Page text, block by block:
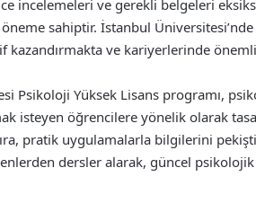
incelemeleri ve gerekli belgeleri
sahiptir. İstanbul
ve kariyerlerinde önemli
Psikoloji Yüksek Lisans programı,
isteyen öğrencilere yönelik olarak
pratik uygulamalarla bilgilerini
dersler alarak, güncel